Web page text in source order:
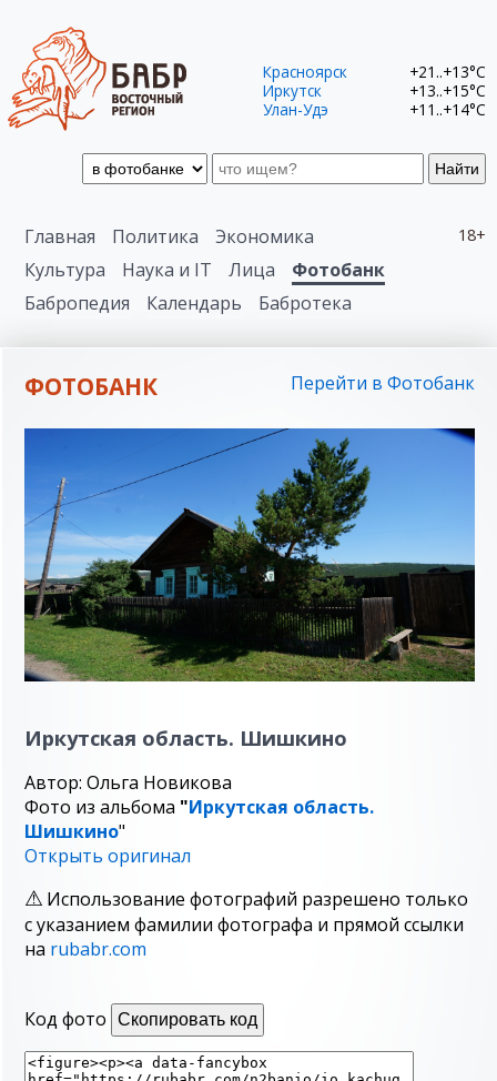
Найти
Красноярск
+21..+13°C
Иркутск
+13..+15°C
Улан-Удэ
+11..+14°C
18+
Главная Политика
Экономика
Культура
Наука и IT Лица
Фотобанк
Бабропедия
Календарь Бабротека
ФОТОБАНК Перейти в Фотобанк
Иркутская область. Шишкино
Автор: Ольга Новикова
Фото из альбома "Иркутская область.
Шишкино"
Открыть оригинал
Использование фотографий разрешено только
с указанием фамилии фотографа и прямой ссылки
на rubabr.com
Код фото Скопировать код